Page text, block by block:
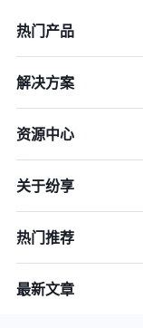
热门产品
解决方案
资源中心
关于纷享
热门推荐
最新文章